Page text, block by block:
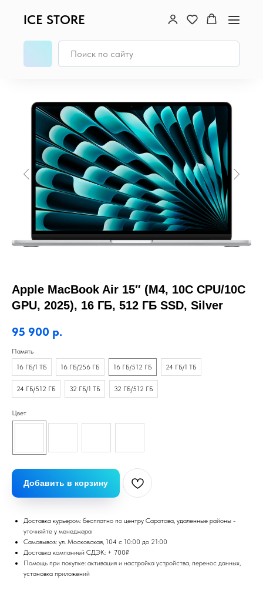
ICE STORE
Главная / MacBook / MacBook Air 15 (M4, 2025)
Apple MacBook Air 15″ (M4, 10C CPU/10C
GPU, 2025), 16 ГБ, 512 ГБ SSD, Silver
95 900 р.
Память
16 ГБ/1 ТБ
16 ГБ/256 ГБ 16 ГБ/512 ГБ 24 ГБ/1 ТБ
24 ГБ/512 ГБ 32 ГБ/1 ТБ 32 ГБ/512 ГБ
Цвет
Добавить в корзину
Доставка курьером: бесплатно по центру Саратова, удаленные районы -
уточняйте у менеджера
Самовывоз: ул. Московская, 104 с 10:00 до 21:00
Доставка компанией СДЭК: + 700₽
Помощь при покупке: активация и настройка устройства, перенос данных,
установка приложений